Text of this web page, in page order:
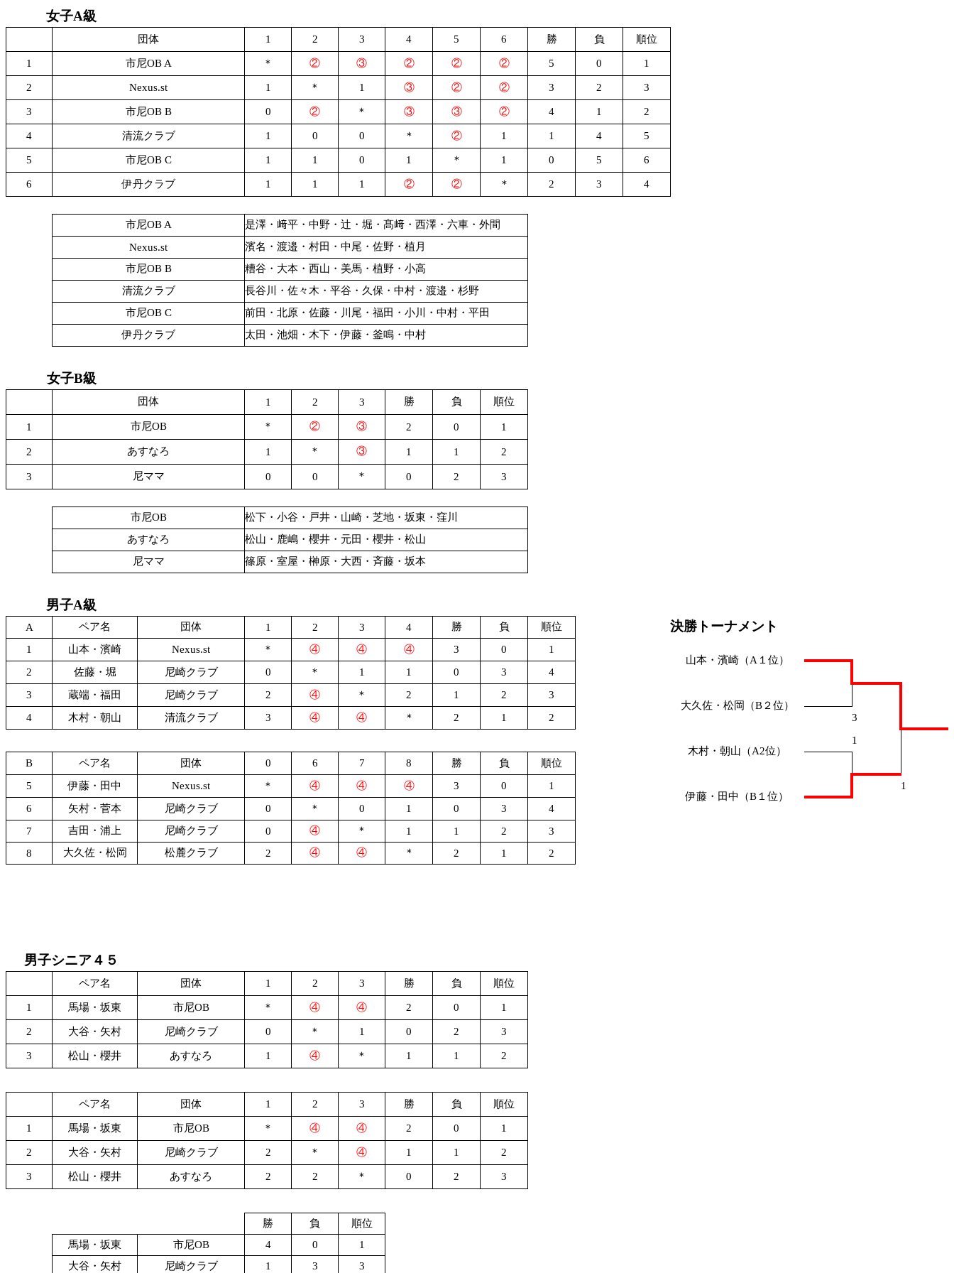
女子A級
団体 1 2 3 4 5 6 勝 負 順位
1 市尼OB A ＊ ② ③ ② ② ② 5 0 1
2 Nexus.st 1 ＊ 1 ③ ② ② 3 2 3
3 市尼OB B 0 ② ＊ ③ ③ ② 4 1 2
4 清流クラブ 1 0 0 ＊ ② 1 1 4 5
5 市尼OB C 1 1 0 1 ＊ 1 0 5 6
6 伊丹クラブ 1 1 1 ② ② ＊ 2 3 4
市尼OB A
是澤・﨑平・中野・辻・堀・髙﨑・西澤・六車・外間
Nexus.st
濱名・渡邉・村田・中尾・佐野・植月
市尼OB B
糟谷・大本・西山・美馬・植野・小高
清流クラブ
長谷川・佐々木・平谷・久保・中村・渡邉・杉野
市尼OB C
前田・北原・佐藤・川尾・福田・小川・中村・平田
伊丹クラブ
太田・池畑・木下・伊藤・釜鳴・中村
女子B級
団体 1 2 3 勝 負 順位
1 市尼OB ＊ ② ③ 2 0 1
2 あすなろ 1 ＊ ③ 1 1 2
3 尼ママ 0 0 ＊ 0 2 3
市尼OB
松下・小谷・戸井・山崎・芝地・坂東・窪川
あすなろ
松山・鹿嶋・櫻井・元田・櫻井・松山
尼ママ
篠原・室屋・榊原・大西・斉藤・坂本
男子A級
A ペア名 団体 1 2 3 4 勝 負 順位 決勝トーナメント
1 山本・濱崎 Nexus.st ＊ ④ ④ ④ 3 0
1
山本・濱崎（A１位）
2
佐藤・堀 尼崎クラブ 0 ＊ 1 1 0 3
4
3
蔵端・福田 尼崎クラブ 2 ④ ＊ 2 1 2
3
大久佐・松岡（B２位）
4
木村・朝山 清流クラブ 3 ④ ④ ＊ 2 1 2 3
木村・朝山（A2位）
1
B
ペア名 団体 0 6 7 8 勝 負
順位
5
伊藤・田中 Nexus.st ＊ ④ ④ ④ 3 0
1
伊藤・田中（B１位）
1
6
矢村・菅本 尼崎クラブ 0 ＊ 0 1 0 3
4
7
吉田・浦上 尼崎クラブ 0 ④ ＊ 1 1 2
3
8
大久佐・松岡 松麓クラブ 2 ④ ④ ＊ 2 1 2
男子シニア４５
ペア名 団体 1 2 3 勝 負 順位
1 馬場・坂東 市尼OB ＊ ④ ④ 2 0 1
2 大谷・矢村 尼崎クラブ 0 ＊ 1 0 2 3
3 松山・櫻井 あすなろ 1 ④ ＊ 1 1 2
ペア名 団体 1 2 3 勝 負 順位
1 馬場・坂東 市尼OB ＊ ④ ④ 2 0 1
2 大谷・矢村 尼崎クラブ 2 ＊ ④ 1 1 2
3 松山・櫻井 あすなろ 2 2 ＊ 0 2 3
勝 負
順位
馬場・坂東
市尼OB 4 0
1
大谷・矢村
尼崎クラブ 1 3 3